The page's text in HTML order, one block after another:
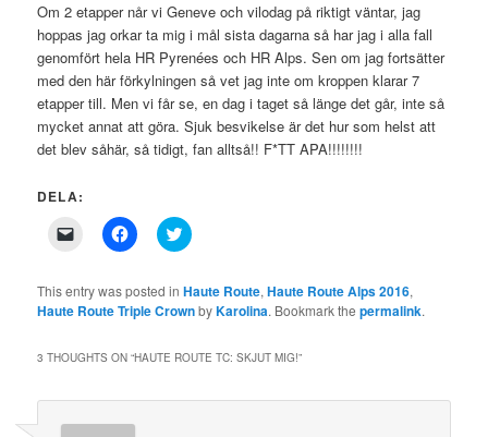
Om 2 etapper når vi Geneve och vilodag på riktigt väntar, jag
hoppas jag orkar ta mig i mål sista dagarna så har jag i alla fall
genomfört hela HR Pyrenées och HR Alps. Sen om jag fortsätter
med den här förkylningen så vet jag inte om kroppen klarar 7
etapper till. Men vi får se, en dag i taget så länge det går, inte så
mycket annat att göra. Sjuk besvikelse är det hur som helst att
det blev såhär, så tidigt, fan alltså!! F*TT APA!!!!!!!!
DELA:
Click
link
to
a
in
Click
to
Facebook
(Opens
in
Click
to
Twitter
(Opens
in
This entry was posted inHaute Route,Haute Route Alps 2016,
Haute Route Triple CrownbyKarolina. Bookmark thepermalink.
3 THOUGHTS ON “HAUTE ROUTE TC: SKJUT MIG!”